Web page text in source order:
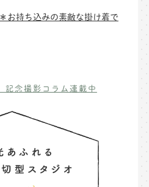
お持ち込みの素敵な掛け着で
記念撮影コラム連載中